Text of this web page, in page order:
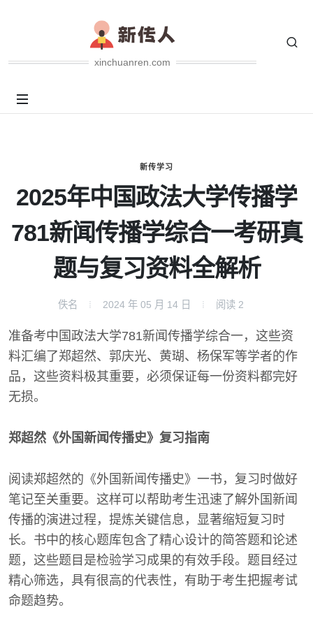
xinchuanren.com
新传学习
2025年中国政法大学传播学
781新闻传播学综合一考研真
题与复习资料全解析
佚名 2024 年 05 月 14 日 阅读 2
准备考中国政法大学781新闻传播学综合一，这些资
料汇编了郑超然、郭庆光、黄瑚、杨保军等学者的作
品，这些资料极其重要，必须保证每一份资料都完好
无损。
郑超然《外国新闻传播史》复习指南
阅读郑超然的《外国新闻传播史》一书，复习时做好
笔记至关重要。这样可以帮助考生迅速了解外国新闻
传播的演进过程，提炼关键信息，显著缩短复习时
长。书中的核心题库包含了精心设计的简答题和论述
题，这些题目是检验学习成果的有效手段。题目经过
精心筛选，具有很高的代表性，有助于考生把握考试
命题趋势。